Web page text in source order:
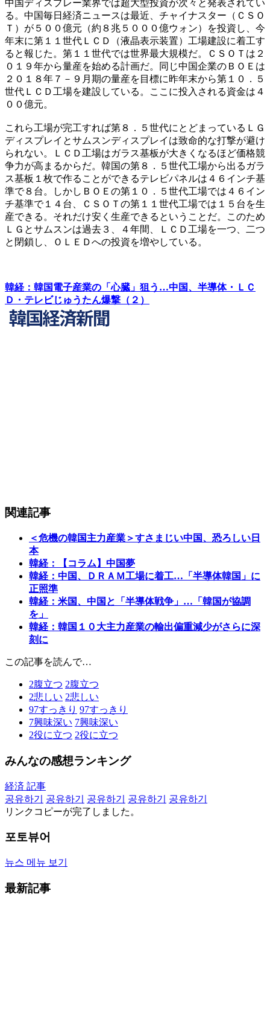
中国ディスプレー業界では超大型投資が次々と発表されてい
る。中国毎日経済ニュースは最近、チャイナスター（ＣＳＯ
Ｔ）が５００億元（約８兆５０００億ウォン）を投資し、今
年末に第１１世代ＬＣＤ（液晶表示装置）工場建設に着工す
ると報じた。第１１世代では世界最大規模だ。ＣＳＯＴは２
０１９年から量産を始める計画だ。同じ中国企業のＢＯＥは
２０１８年７－９月期の量産を目標に昨年末から第１０．５
世代ＬＣＤ工場を建設している。ここに投入される資金は４
００億元。
これら工場が完工すれば第８．５世代にとどまっているＬＧ
ディスプレイとサムスンディスプレイは致命的な打撃が避け
られない。ＬＣＤ工場はガラス基板が大きくなるほど価格競
争力が高まるからだ。韓国の第８．５世代工場から出るガラ
ス基板１枚で作ることができるテレビパネルは４６インチ基
準で８台。しかしＢＯＥの第１０．５世代工場では４６イン
チ基準で１４台、ＣＳＯＴの第１１世代工場では１５台を生
産できる。それだけ安く生産できるということだ。このため
ＬＧとサムスンは過去３、４年間、ＬＣＤ工場を一つ、二つ
と閉鎖し、ＯＬＥＤへの投資を増やしている。
韓経：韓国電子産業の「心臓」狙う…中国、半導体・ＬＣ
Ｄ・テレビじゅうたん爆撃（２）
関連記事
＜危機の韓国主力産業＞すさまじい中国、恐ろしい日
本
韓経：【コラム】中国夢
韓経：中国、ＤＲＡＭ工場に着工…「半導体韓国」に
正照準
韓経：米国、中国と「半導体戦争」…「韓国が協調
を」
韓経：韓国１０大主力産業の輸出偏重減少がさらに深
刻に
この記事を読んで…
2腹立つ 2腹立つ
2悲しい 2悲しい
97すっきり 97すっきり
7興味深い 7興味深い
2役に立つ 2役に立つ
みんなの感想ランキング
経済 記事
공유하기
공유하기 공유하기 공유하기
공유하기
リンクコピーが完了しました。
포토뷰어
뉴스 메뉴 보기
最新記事